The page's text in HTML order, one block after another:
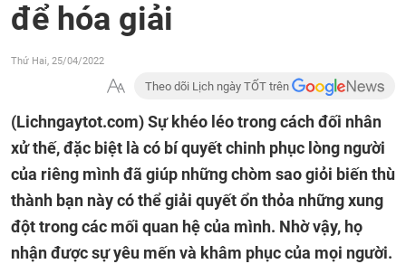
để hóa giải
Thứ Hai, 25/04/2022
Theo dõi Lịch ngày TỐT trên
(Lichngaytot.com)Sự khéo léo trong cách đối nhân
xử thế, đặc biệt là có bí quyết chinh phục lòng người
của riêng mình đã giúp những chòm sao giỏi biến thù
thành bạn này có thể giải quyết ổn thỏa những xung
đột trong các mối quan hệ của mình. Nhờ vậy, họ
nhận được sự yêu mến và khâm phục của mọi người.